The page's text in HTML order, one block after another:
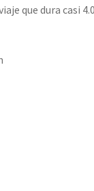
que dura casi